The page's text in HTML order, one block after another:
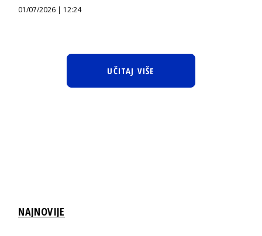
01/07/2026 | 12:24
UČITAJ VIŠE
NAJNOVIJE